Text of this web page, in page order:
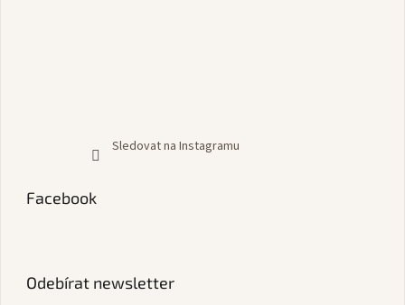
Sledovat na Instagramu
Facebook
Odebírat newsletter